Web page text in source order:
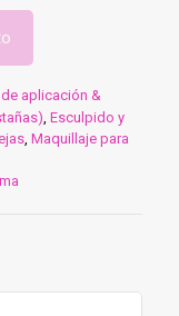
aplicación &
, Esculpido y
, Maquillaje para